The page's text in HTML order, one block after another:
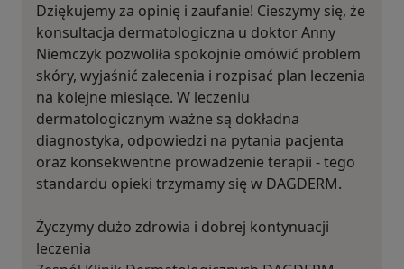
Dziękujemy za opinię i zaufanie! Cieszymy się, że
konsultacja dermatologiczna u doktor Anny
Niemczyk pozwoliła spokojnie omówić problem
skóry, wyjaśnić zalecenia i rozpisać plan leczenia
na kolejne miesiące. W leczeniu
dermatologicznym ważne są dokładna
diagnostyka, odpowiedzi na pytania pacjenta
oraz konsekwentne prowadzenie terapii - tego
standardu opieki trzymamy się w DAGDERM.
Życzymy dużo zdrowia i dobrej kontynuacji
leczenia